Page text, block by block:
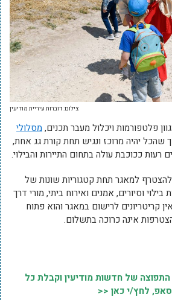
צילום: דוברות עיריית מודיעין
פלטפורמות ויכלול מעבר תכנים,מסלולי
שהכל יהיה מרוכז ונגיש תחת קורת גג אחת,
רעות ככוכבת עולה בתחום התיירות והבילוי.
להצטרף למאגר תחת קטגוריות שונות של
וסיורים, אמנים ואירוח ביתי, מורי דרך
קריטריונים לרישום במאגר והוא פתוח
אינה כרוכה בתשלום.
של חדשות מודיעין וקבלת כל
לחץ/י כאן <<